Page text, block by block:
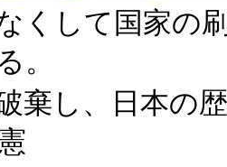
くして国家の
。
棄し、日本の